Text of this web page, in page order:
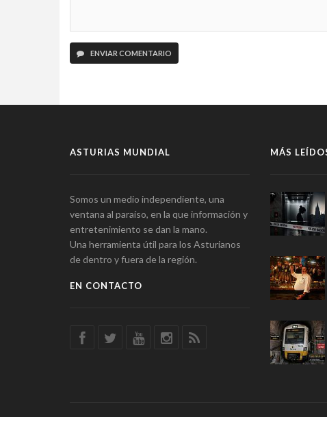
ENVIAR COMENTARIO
ASTURIAS MUNDIAL
Somos un medio independiente, una
ventana al paraíso, en la que información y
entretenimiento se dan la mano.
Una herramienta útil para los Asturianos
de dentro y fuera de la región.
EN CONTACTO
MÁS